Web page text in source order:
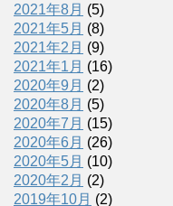
2021年8月 (5)
2021年5月 (8)
2021年2月 (9)
2021年1月 (16)
2020年9月 (2)
2020年8月 (5)
2020年7月 (15)
2020年6月 (26)
2020年5月 (10)
2020年2月 (2)
2019年10月 (2)